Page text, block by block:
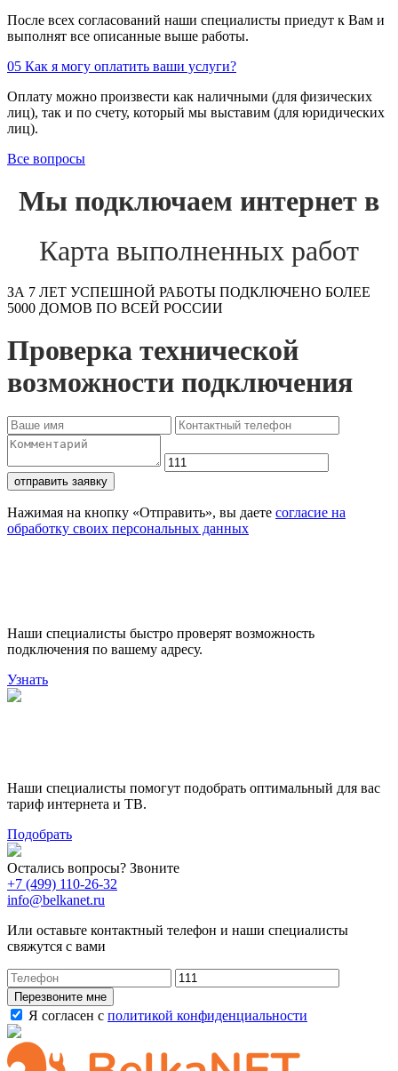
После всех согласований наши специалисты приедут к Вам и
выполнят все описанные выше работы.
05 Как я могу оплатить ваши услуги?
Оплату можно произвести как наличными (для физических
лиц), так и по счету, который мы выставим (для юридических
лиц).
Все вопросы
Мы подключаем интернет в
Карта выполненных работ
ЗА 7 ЛЕТ УСПЕШНОЙ РАБОТЫ ПОДКЛЮЧЕНО БОЛЕЕ
5000 ДОМОВ ПО ВСЕЙ РОССИИ
Проверка технической
возможности подключения
отправить заявку
Нажимая на кнопку «Отправить», вы даете согласие на
обработку своих персональных данных
Наши специалисты быстро проверят возможность
подключения по вашему адресу.
Узнать
Наши специалисты помогут подобрать оптимальный для вас
тариф интернета и ТВ.
Подобрать
Остались вопросы? Звоните
+7 (499) 110-26-32
info@belkanet.ru
Или оставьте контактный телефон и наши специалисты
свяжутся с вами
Перезвоните мне
Я согласен с политикой конфиденциальности